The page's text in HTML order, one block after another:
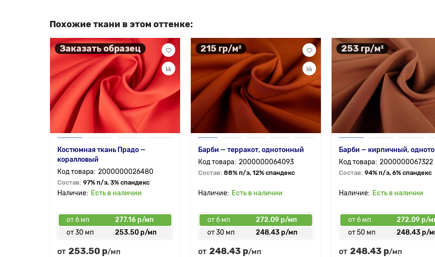
Похожие ткани в этом оттенке:
Заказать образец
Костюмная ткань Прадо —
коралловый
2000000026480
Состав: 97% п/э, 3% спандекс
Есть в наличии
от 6 мп
277.16 р/мп
от 30 мп
253.50 р/мп
от 253.50 р/мп
215 гр/м²
Барби — терракот, однотонный
2000000064093
Состав: 88% п/э, 12% спандекс
Есть в наличии
от 6 мп
272.09 р/мп
от 30 мп
248.43 р/мп
от 248.43 р/мп
253 гр/м²
Барби — кирпичный,
2000000067322
Состав: 94% п/э, 6% спандекс
Есть в наличии
от 6 мп
272.09 р/
от 50 мп
248.43 р/
от 248.43 р/мп